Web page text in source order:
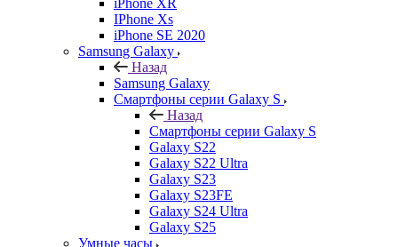
iPhone XR
IPhone Xs
iPhone SE 2020
Samsung Galaxy
Назад
Samsung Galaxy
Смартфоны серии Galaxy S
Назад
Смартфоны серии Galaxy S
Galaxy S22
Galaxy S22 Ultra
Galaxy S23
Galaxy S23FE
Galaxy S24 Ultra
Galaxy S25
Умные часы